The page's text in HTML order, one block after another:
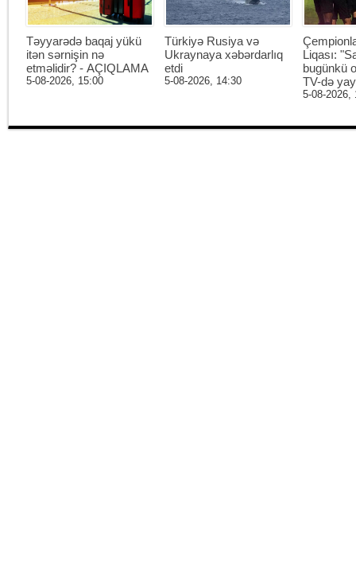
Təyyarədə baqaj yükü
itən sərnişin nə
etməlidir? - AÇIQLAMA
5-08-2026, 15:00
Türkiyə Rusiya və
Ukraynaya xəbərdarlıq
etdi
5-08-2026, 14:30
Liqası:
bugünkü
TV-də
5-08-2026,